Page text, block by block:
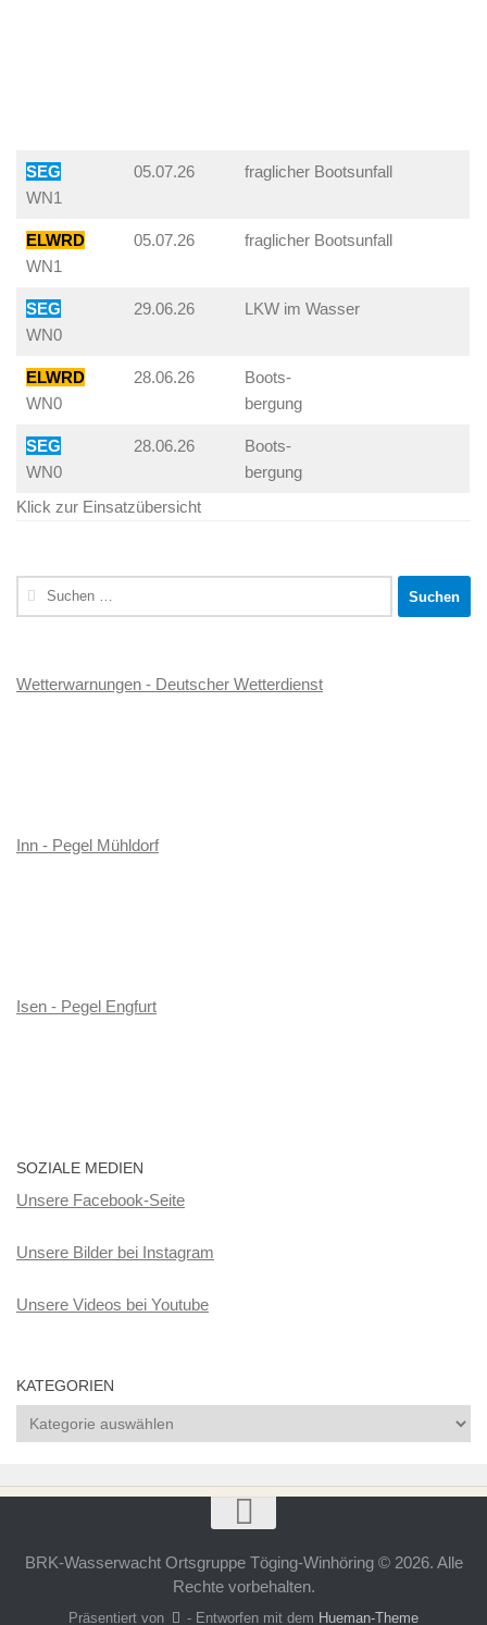
SEG
WN1
05.07.26 fraglicher Bootsunfall
ELWRD
WN1
05.07.26 fraglicher Bootsunfall
SEG
WN0
29.06.26 LKW im Wasser
ELWRD
WN0
28.06.26
Boots-
bergung
SEG
WN0
28.06.26
Boots-
bergung
Klick zur Einsatzübersicht
Suchen
nach:
Wetterwarnungen - Deutscher Wetterdienst
Inn - Pegel Mühldorf
Isen - Pegel Engfurt
SOZIALE MEDIEN
Unsere Facebook-Seite
Unsere Bilder bei Instagram
Unsere Videos bei Youtube
KATEGORIEN
Kategorien
BRK-Wasserwacht Ortsgruppe Töging-Winhöring © 2026. Alle
Rechte vorbehalten.
Präsentiert von - Entworfen mit dem Hueman-Theme